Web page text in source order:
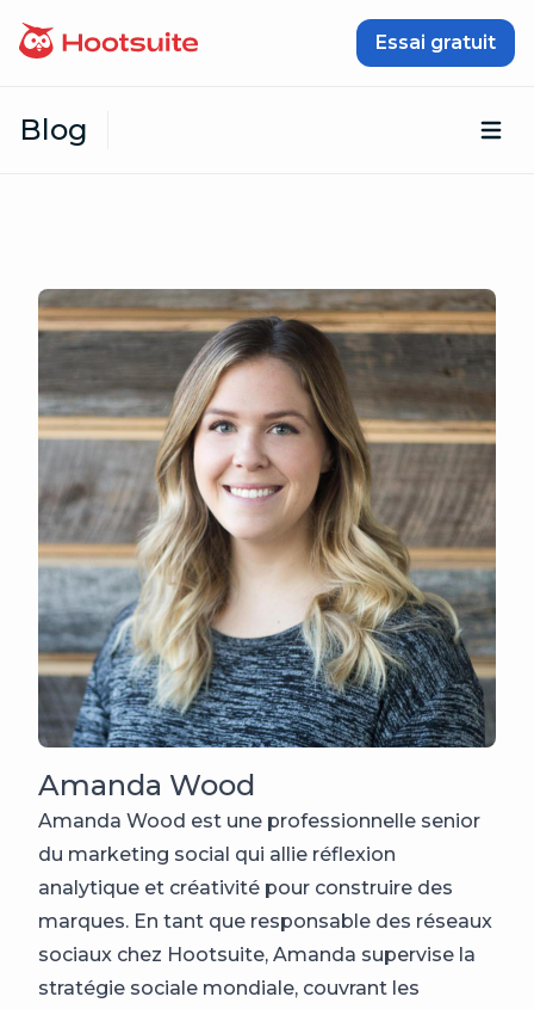
Essai gratuit
Blog
Amanda Wood
Amanda Wood est une professionnelle senior
du marketing social qui allie réflexion
analytique et créativité pour construire des
marques. En tant que responsable des réseaux
sociaux chez Hootsuite, Amanda supervise la
stratégie sociale mondiale, couvrant les